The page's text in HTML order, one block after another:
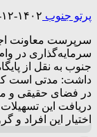
پرتو جنوب ۱۴۰۲-۱۲-۱۵
سرپرست معاونت
سرمایه‌گذاری در
جنوب به نقل از
داشت: مدتی است
در فضای حقیقی و
دریافت این تسهیلات
اختیار این افراد